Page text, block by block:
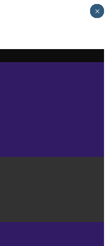
×
×
×
×
×
×
×
×
×
×
×
×